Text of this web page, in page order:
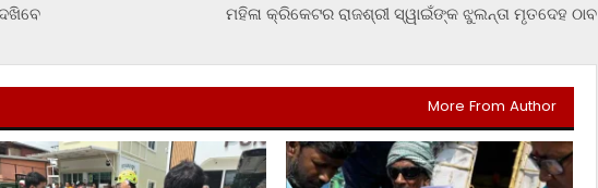
ମହିଳା କ୍ରିକେଟର ରାଜଶ୍ରୀ ସ୍ୱାଇଁଙ୍କ ଝୁଲନ୍ତା ମୃତଦେହ ଠାବ
More From Author